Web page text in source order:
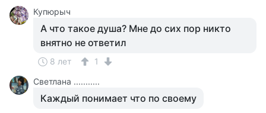
Купюрыч
А что такое душа? Мне до сих пор никто
внятно не ответил
8 лет
1
Светлана ...........
Каждый понимает что по своему